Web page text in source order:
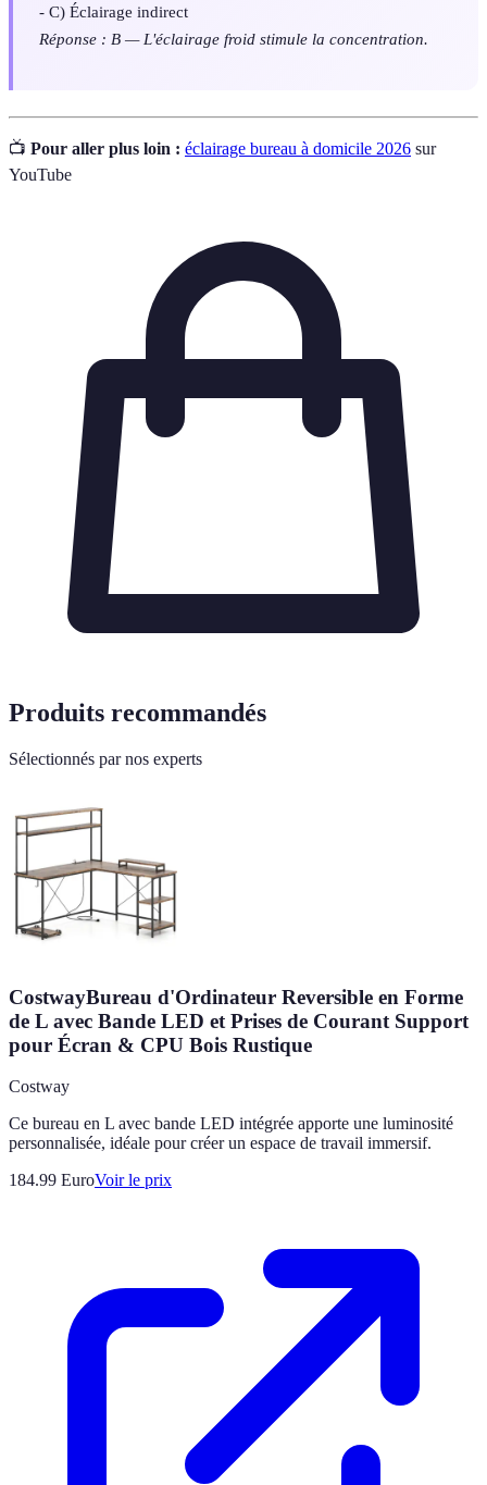
- C) Éclairage indirect
Réponse : B — L'éclairage froid stimule la concentration.
📺 Pour aller plus loin : éclairage bureau à domicile 2026 sur
YouTube
Produits recommandés
Sélectionnés par nos experts
CostwayBureau d'Ordinateur Reversible en Forme
de L avec Bande LED et Prises de Courant Support
pour Écran & CPU Bois Rustique
Costway
Ce bureau en L avec bande LED intégrée apporte une luminosité
personnalisée, idéale pour créer un espace de travail immersif.
184.99 EuroVoir le prix